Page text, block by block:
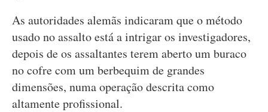
As autoridades alemãs indicaram que o método
usado no assalto está a intrigar os investigadores,
depois de os assaltantes terem aberto um buraco
no cofre com um berbequim de grandes
dimensões, numa operação descrita como
altamente profissional.